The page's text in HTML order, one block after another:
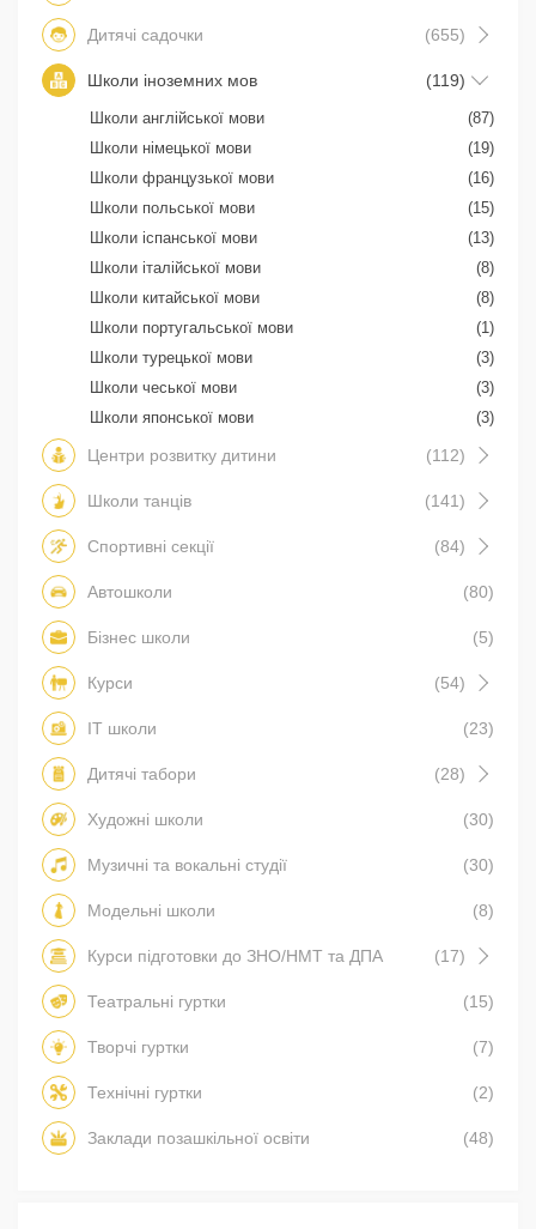
Дитячі садочки (655)
Школи іноземних мов (119)
Школи англійської мови
(87)
Школи німецької мови
(19)
Школи французької мови
(16)
Школи польської мови
(15)
Школи іспанської мови
(13)
Школи італійської мови
(8)
Школи китайської мови
(8)
Школи португальської мови
(1)
Школи турецької мови
(3)
Школи чеської мови
(3)
Школи японської мови
(3)
Центри розвитку дитини (112)
Школи танців (141)
Спортивні секції (84)
Автошколи (80)
Бізнес школи (5)
Курси (54)
IT школи (23)
Дитячі табори (28)
Художні школи (30)
Музичні та вокальні студії (30)
Модельні школи (8)
Курси підготовки до ЗНО/НМТ та ДПА (17)
Театральні гуртки (15)
Творчі гуртки (7)
Технічні гуртки (2)
Заклади позашкільної освіти (48)